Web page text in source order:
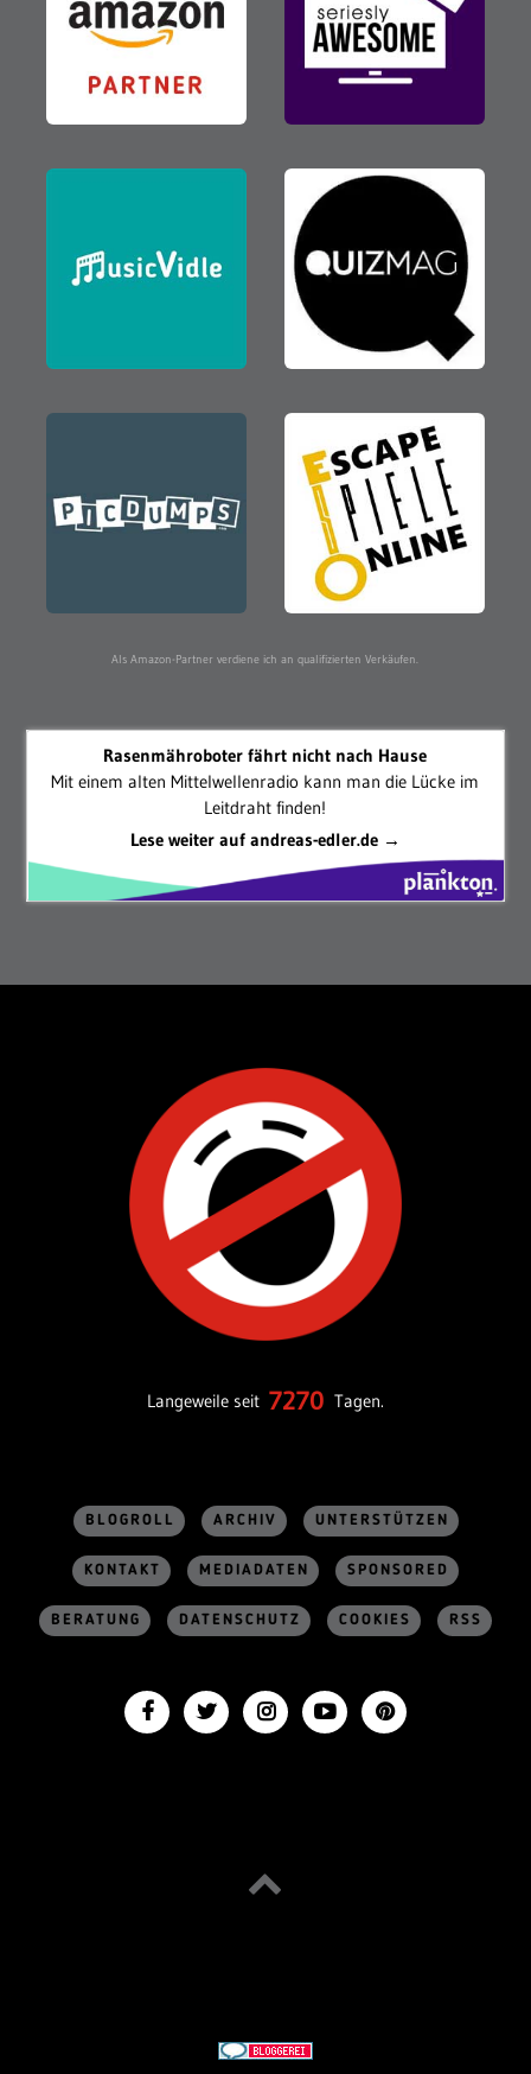
Als Amazon-Partner verdiene ich an qualifizierten Verkäufen.
Rasenmähroboter fährt nicht nach Hause
Mit einem alten Mittelwellenradio kann man die Lücke im
Leitdraht finden!
Lese weiter auf andreas-edler.de →
Langeweile seit 7270 Tagen.
BLOGROLL ARCHIV UNTERSTÜTZEN
KONTAKT MEDIADATEN SPONSORED
BERATUNG DATENSCHUTZ COOKIES RSS